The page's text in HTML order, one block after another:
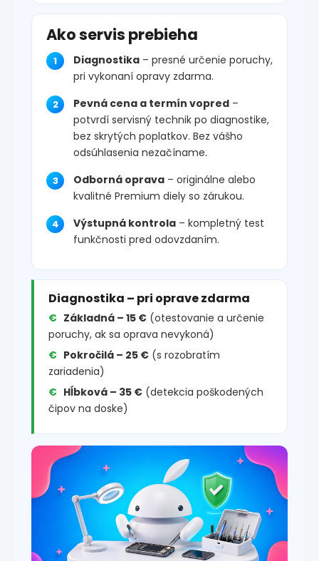
Ako servis prebieha
Diagnostika – presné určenie poruchy,
pri vykonaní opravy zdarma.
Pevná cena a termín vopred –
potvrdí servisný technik po diagnostike,
bez skrytých poplatkov. Bez vášho
odsúhlasenia nezačíname.
Odborná oprava – originálne alebo
kvalitné Premium diely so zárukou.
Výstupná kontrola – kompletný test
funkčnosti pred odovzdaním.
Diagnostika – pri oprave zdarma
Základná – 15 € (otestovanie a určenie
poruchy, ak sa oprava nevykoná)
Pokročilá – 25 € (s rozobratím
zariadenia)
Hĺbková – 35 € (detekcia poškodených
čipov na doske)